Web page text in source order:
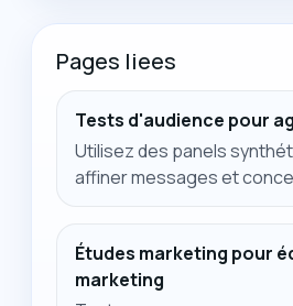
Pages liees
Tests d'audience pour
Utilisez des panels
affiner messages et
Études marketing pour
marketing